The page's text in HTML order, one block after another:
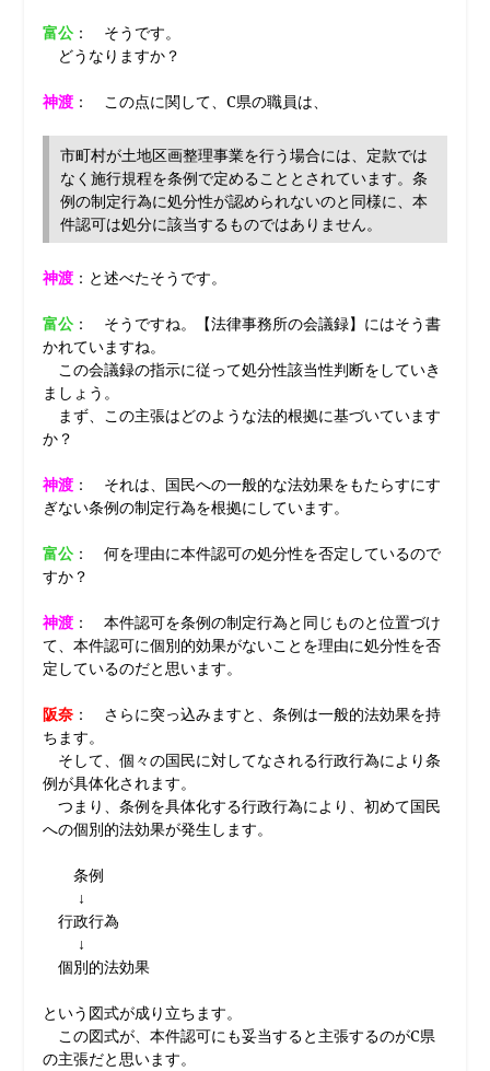
富公： そうです。
どうなりますか？
神渡： この点に関して、C県の職員は、
市町村が土地区画整理事業を行う場合には、定款では
なく施行規程を条例で定めることとされています。条
例の制定行為に処分性が認められないのと同様に、本
件認可は処分に該当するものではありません。
神渡：と述べたそうです。
富公： そうですね。【法律事務所の会議録】にはそう書
かれていますね。
この会議録の指示に従って処分性該当性判断をしていき
ましょう。
まず、この主張はどのような法的根拠に基づいています
か？
神渡： それは、国民への一般的な法効果をもたらすにす
ぎない条例の制定行為を根拠にしています。
富公： 何を理由に本件認可の処分性を否定しているので
すか？
神渡： 本件認可を条例の制定行為と同じものと位置づけ
て、本件認可に個別的効果がないことを理由に処分性を否
定しているのだと思います。
阪奈： さらに突っ込みますと、条例は一般的法効果を持
ちます。
そして、個々の国民に対してなされる行政行為により条
例が具体化されます。
つまり、条例を具体化する行政行為により、初めて国民
への個別的法効果が発生します。
条例
↓
行政行為
↓
個別的法効果
という図式が成り立ちます。
この図式が、本件認可にも妥当すると主張するのがC県
の主張だと思います。